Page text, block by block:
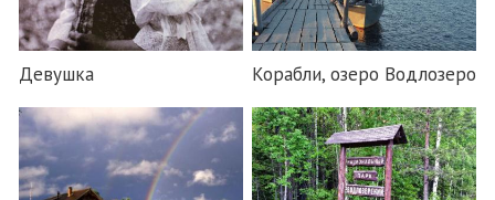
Девушка Корабли, озеро Водлозеро